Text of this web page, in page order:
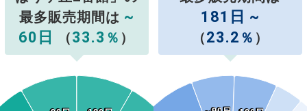
最多販売期間は ~
60日
（33.3 ％ ）
181日 ~
（23.2 ％ ）